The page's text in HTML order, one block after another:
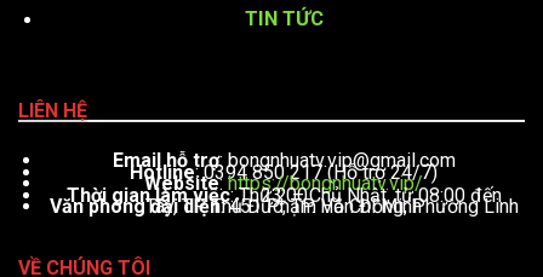
TIN TỨC
LIÊN HỆ
Email hỗ trợ:bongnhuatv.vip@gmail.com
Hotline: 0394 850 217 (Hỗ trợ 24/7)
Website:https://bongnhuatv.vip/
Thời gian làm việc : Thứ 2 – Chủ Nhật, từ 08:00 đến 23:00
Văn phòng đại diện: 451 Phạm Văn Đồng, Phường Linh Tây, TP. Thủ Đức, TP. Hồ Chí Minh
VỀ CHÚNG TÔI